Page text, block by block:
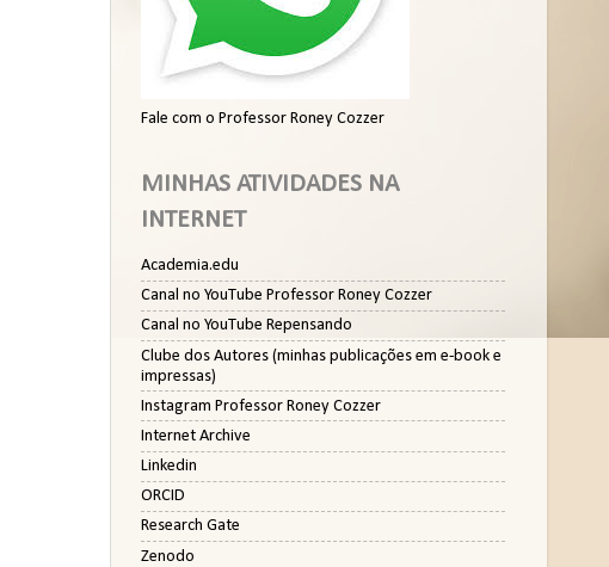
Fale com o Professor Roney Cozzer
MINHAS ATIVIDADES NA
INTERNET
Academia.edu
Canal no YouTube Professor Roney Cozzer
Canal no YouTube Repensando
Clube dos Autores (minhas publicações em e-book e
impressas)
Instagram Professor Roney Cozzer
Internet Archive
Linkedin
ORCID
Research Gate
Zenodo